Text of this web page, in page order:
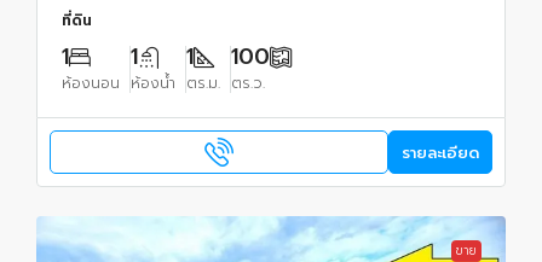
ที่ดิน
1
ห้องนอน
1
ห้องน้ำ
1
ตร.ม.
100
ตร.ว.
รายละเอียด
ขาย